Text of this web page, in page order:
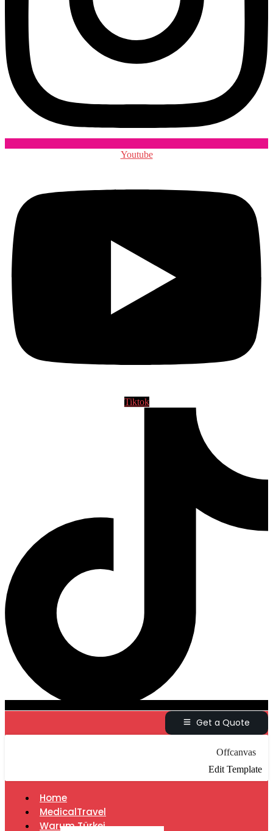
Youtube
Tiktok
Get a Quote
Offcanvas
Edit Template
Home
MedicalTravel
Warum Türkei